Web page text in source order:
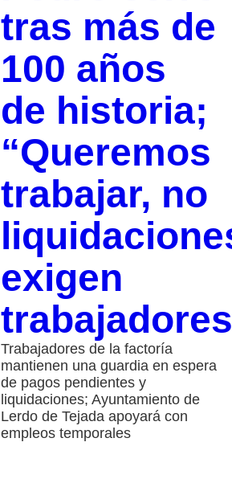
tras más de
100 años
de historia;
“Queremos
trabajar, no
exigen
trabajadores
Trabajadores de la factoría
mantienen una guardia en espera
de pagos pendientes y
liquidaciones; Ayuntamiento de
Lerdo de Tejada apoyará con
empleos temporales